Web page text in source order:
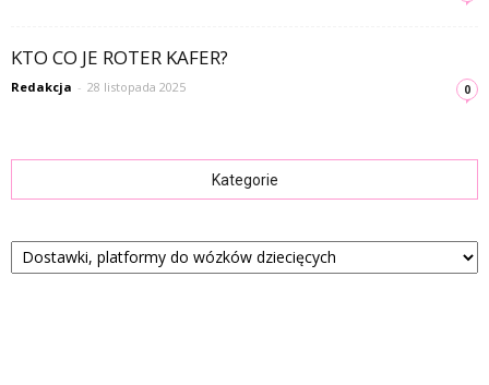
KTO CO JE ROTER KAFER?
Redakcja - 28 listopada 2025 0
Kategorie
Kategorie